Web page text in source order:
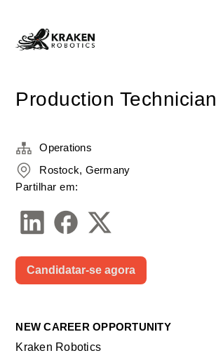
Production Technician
NEW CAREER OPPORTUNITY
Kraken Robotics
Operations
Rostock, Germany
Partilhar em:
Candidatar-se agora